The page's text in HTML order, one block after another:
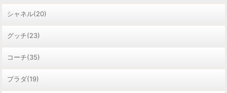
シャネル(20)
グッチ(23)
コーチ(35)
プラダ(19)